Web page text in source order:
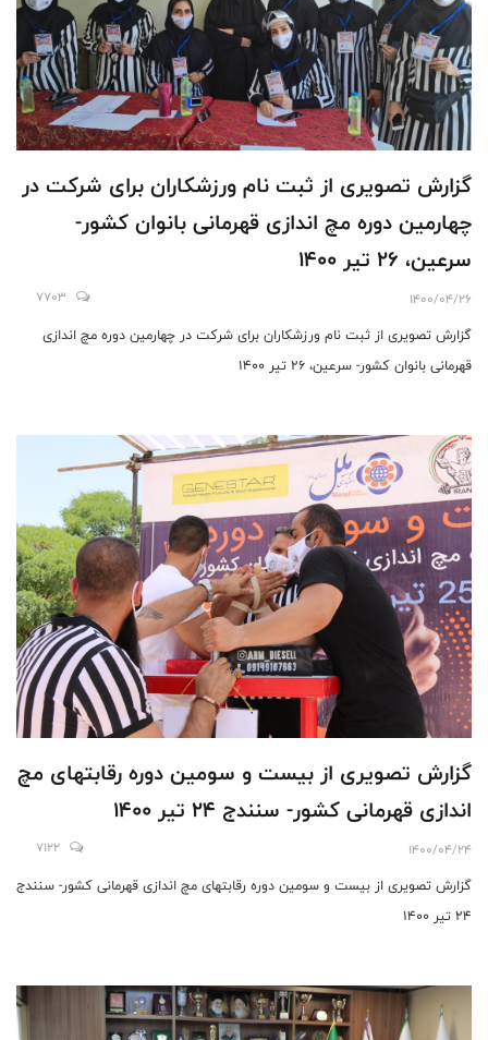
گزارش تصویری از ثبت نام ورزشکاران برای شرکت در
چهارمین دوره مچ اندازی قهرمانی بانوان کشور-
سرعین، 26 تیر 1400
1400/04/26
7703
گزارش تصویری از ثبت نام ورزشکاران برای شرکت در چهارمین دوره مچ اندازی
قهرمانی بانوان کشور- سرعین، 26 تیر 1400
گزارش تصویری از بیست و سومین دوره رقابتهای مچ
اندازی قهرمانی کشور- سنندج 24 تیر 1400
1400/04/24
7122
گزارش تصویری از بیست و سومین دوره رقابتهای مچ اندازی قهرمانی کشور- سنندج
24 تیر 1400